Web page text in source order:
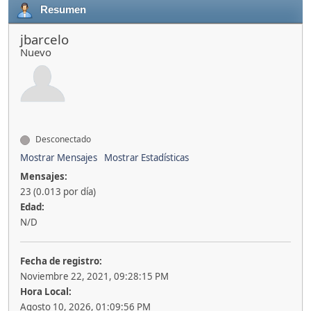
Resumen
jbarcelo
Nuevo
Desconectado
Mostrar Mensajes
Mostrar Estadísticas
Mensajes:
23 (0.013 por día)
Edad:
N/D
Fecha de registro:
Noviembre 22, 2021, 09:28:15 PM
Hora Local:
Agosto 10, 2026, 01:09:56 PM